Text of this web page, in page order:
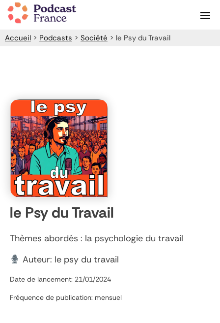
Skip
to
content
Accueil > Podcasts > Société > le Psy du Travail
le Psy du Travail
Thèmes abordés : la psychologie du travail
Auteur: le psy du travail
Date de lancement: 21/01/2024
Fréquence de publication: mensuel